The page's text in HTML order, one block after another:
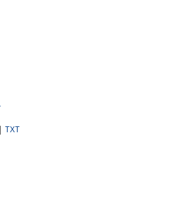
| TXT